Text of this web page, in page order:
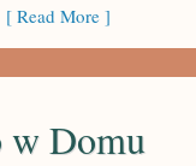
[ Read More ]
w Domu